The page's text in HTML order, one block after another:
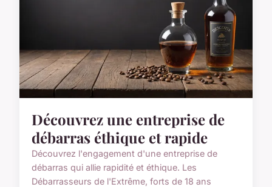
Découvrez une entreprise de
débarras éthique et rapide
Découvrez l'engagement d'une entreprise de
débarras qui allie rapidité et éthique. Les
Débarrasseurs de l'Extrême, forts de 18 ans